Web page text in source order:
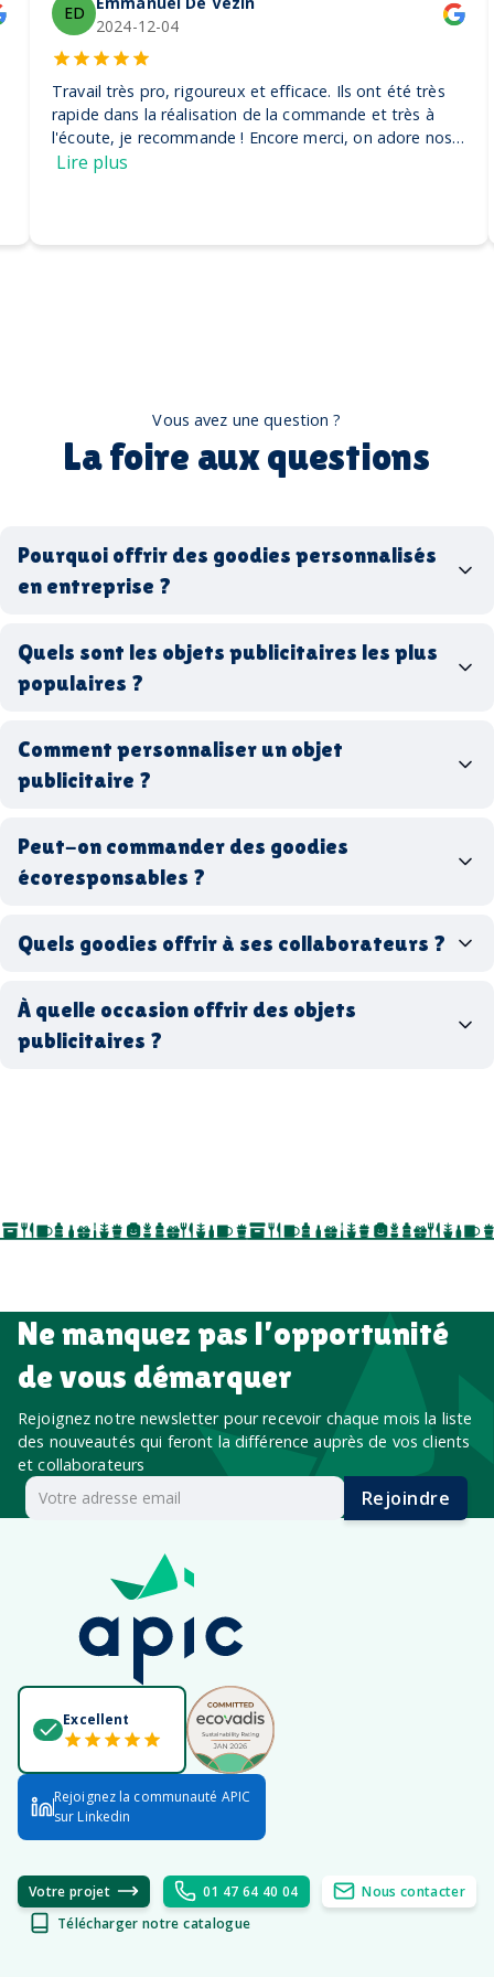
ED
2024-12-04
Travail très pro, rigoureux et efficace. Ils ont été très
rapide dans la réalisation de la commande et très à
l'écoute, je recommande ! Encore merci, on adore nos
casquettes
Lire plus
Vous avez une question ?
La foire aux questions
Pourquoi offrir des goodies personnalisés
en entreprise ?
Quels sont les objets publicitaires les plus
populaires ?
stylos personnalisés
tote bags publicitaires
gourdes réutilisables
France Made in Europe goodies hi-tech
Comment personnaliser un objet
publicitaire ?
Peut-on commander des goodies
écoresponsables ?
goodies écologiques
recyclés, fabriqués en France ou en Europe,
biodégradables ou réutilisables
Quels goodies offrir à ses collaborateurs ?
entreprise
goodies utiles au bureau
À quelle occasion offrir des objets
publicitaires ?
salon professionnel
Ne manquez pas l’opportunité
de vous démarquer
Rejoignez notre newsletter pour recevoir chaque mois la liste
des nouveautés qui feront la différence auprès de vos clients
et collaborateurs
Rejoindre
Excellent
Rejoignez la communauté APIC
sur Linkedin
Votre projet 01 47 64 40 04
Nous contacter
Télécharger notre catalogue